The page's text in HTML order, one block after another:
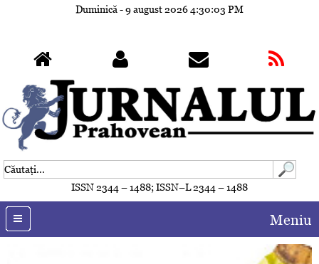
Duminică - 9 august 20264:30:04 PM
ISSN 2344 – 1488; ISSN–L 2344 – 1488
Meniu